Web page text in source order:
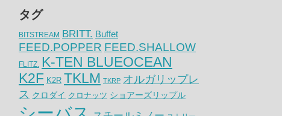
タグ
BITSTREAM BRITT. Buffet
FEED.POPPER FEED.SHALLOW
FLITZ. K-TEN BLUEOCEAN
K2F K2R TKLM TKRP オルガリップレ
ス クロダイ クロナッツ ショアーズリップル